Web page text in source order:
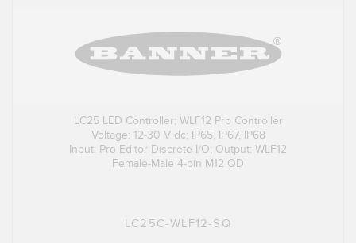
LC25 LED Controller; WLF12 Pro Controller
Voltage: 12-30 V dc; IP65, IP67, IP68
Input: Pro Editor Discrete I/O; Output: WLF12
Female-Male 4-pin M12 QD
LC25C-WLF12-SQ